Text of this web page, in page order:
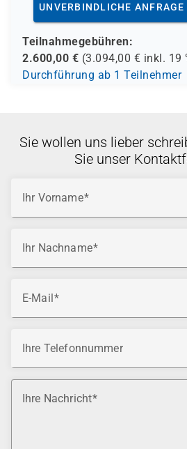
UNVERBINDLICHE ANFRAGE
Teilnahmegebühren:
2.600,00 € (3.094,00 € inkl. 19
Durchführung ab 1 Teilnehmer
Sie wollen uns lieber
Sie unser
Ihr Vorname
Ihr Nachname
E-Mail
Ihre Telefonnummer
Ihre Nachricht